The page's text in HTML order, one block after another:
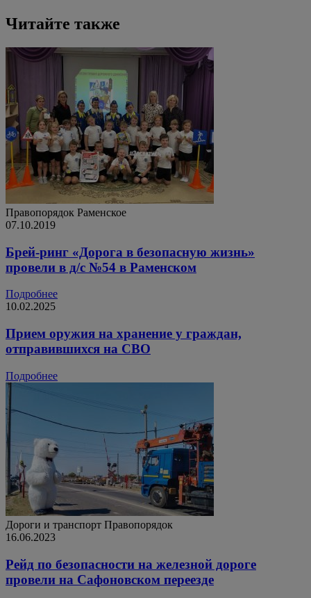
Читайте также
Правопорядок Раменское
07.10.2019
Брей-ринг «Дорога в безопасную жизнь»
провели в д/с №54 в Раменском
Подробнее
10.02.2025
Прием оружия на хранение у граждан,
отправившихся на СВО
Подробнее
Дороги и транспорт Правопорядок
16.06.2023
Рейд по безопасности на железной дороге
провели на Сафоновском переезде